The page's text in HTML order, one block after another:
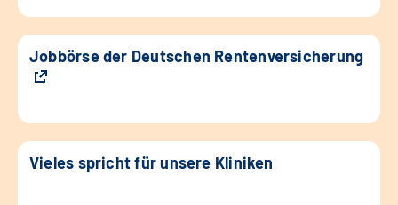
Jobbörse der Deutschen Rentenversicherung
Vieles spricht für unsere Kliniken